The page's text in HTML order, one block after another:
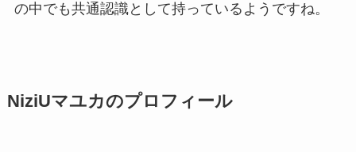
の中でも共通認識として持っているようですね。
NiziUマユカのプロフィール